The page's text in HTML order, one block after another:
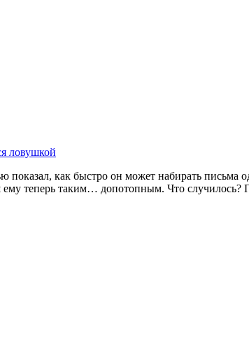
ловушкой
как быстро он может набирать
ему теперь таким… допотопным. Что